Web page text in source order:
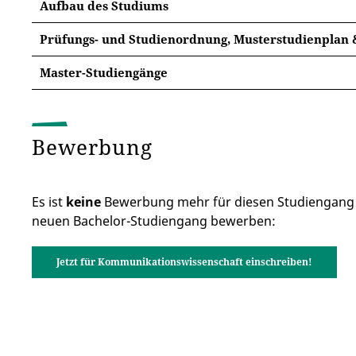
Aufbau des Studiums
Prüfungs- und Studienordnung, Musterstudienplan
In der jeweiligen Prüfungsordnung finden Sie
Studienzielen und -inhalten, den
Prüfungsordnung Hauptstudienrichtung
Master-Studiengänge
Master-Studiengang Gesundheitskommunikation
Master-Studiengang Kinder- und Jugendmedien
Bewerbung
Es ist keine Bewerbung mehr für diesen
neuen Bachelor-Studiengang bewerben:
Jetzt für Kommunikationswissenschaft einschreiben!